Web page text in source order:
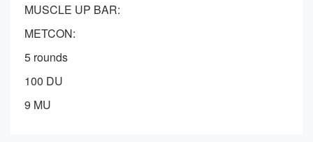
MUSCLE UP BAR:
METCON:
5 rounds
100 DU
9 MU